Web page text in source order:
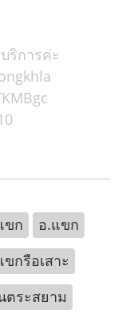
ริการค่ะ
ขก
อ.แขก
ขกรือเสาะ
ระสยาม